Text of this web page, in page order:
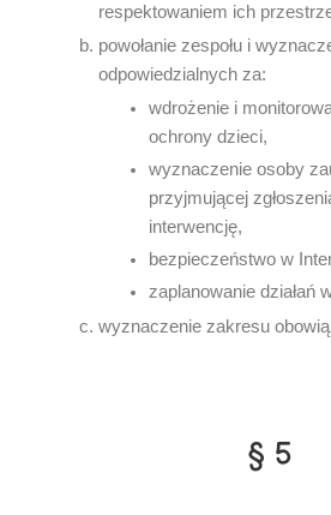
respektowaniem ich
powołanie zespołu i
odpowiedzialnych za:
wdrożenie i
ochrony dzieci,
wyznaczenie osoby
przyjmującej
interwencję,
bezpieczeństwo w
zaplanowanie działań
wyznaczenie zakresu
§ 5